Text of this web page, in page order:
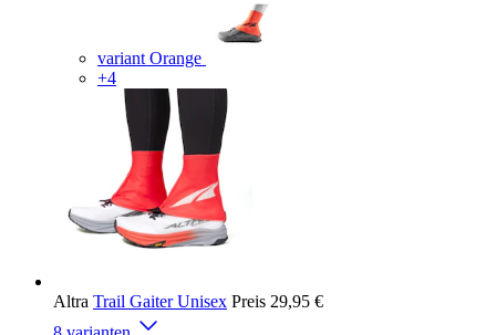
variant Orange
+4
Altra Trail Gaiter Unisex Preis 29,95 €